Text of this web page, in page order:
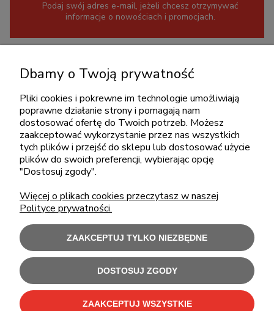
Podaj swój adres e-mail, jeżeli chcesz otrzymywać
informacje o nowościach i promocjach.
+48 717345566
pon.-piąt.: 08:00-16:00
sklep@cebit.pl
ZAKUPY
POMOC
MOJE KONTO
INFORMACJE
Dbamy o Twoją prywatność
Pliki cookies i pokrewne im technologie umożliwiają
poprawne działanie strony i pomagają nam
dostosować ofertę do Twoich potrzeb. Możesz
zaakceptować wykorzystanie przez nas wszystkich
tych plików i przejść do sklepu lub dostosować użycie
plików do swoich preferencji, wybierając opcję
"Dostosuj zgody".
Więcej o plikach cookies przeczytasz w naszej
Polityce prywatności.
ZAAKCEPTUJ TYLKO NIEZBĘDNE
DOSTOSUJ ZGODY
ZAAKCEPTUJ WSZYSTKIE